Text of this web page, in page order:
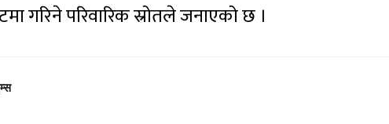
गरिने परिवारिक स्रोतले जनाएको छ ।